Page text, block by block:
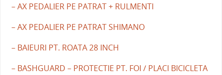
– AX PEDALIER PE PATRAT + RULMENTI
– AX PEDALIER PE PATRAT SHIMANO
– BAIEURI PT. ROATA 28 INCH
– BASHGUARD – PROTECTIE PT. FOI / PLACI BICICLETA